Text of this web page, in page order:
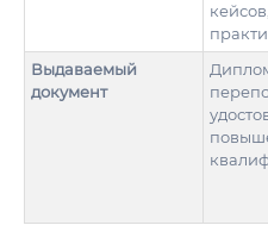
кейсов,
Выдаваемый
документ